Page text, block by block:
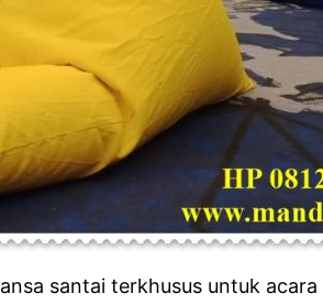
santai terkhusus untuk